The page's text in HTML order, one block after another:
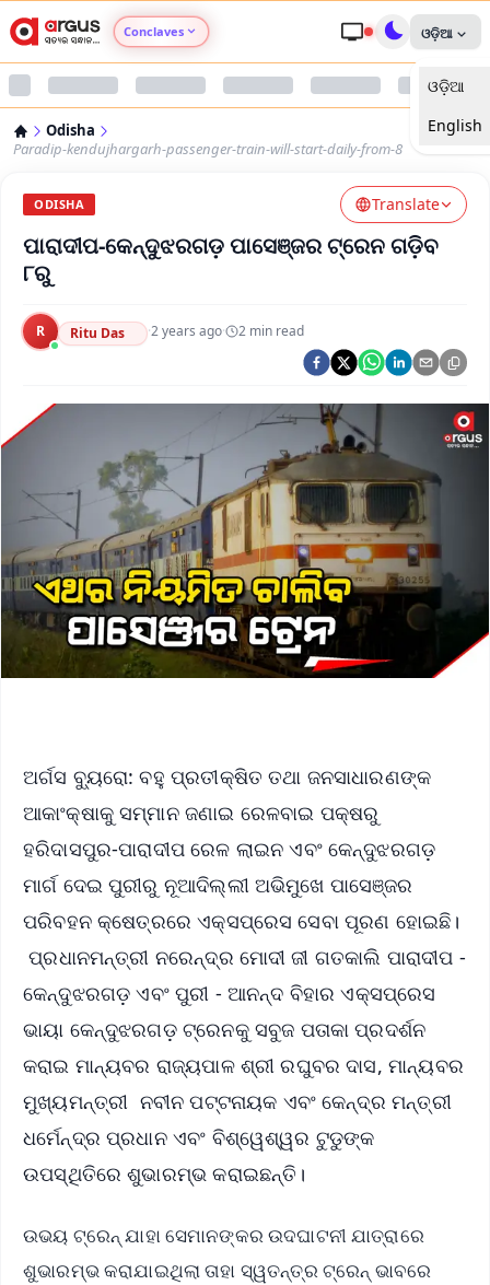
Conclaves
Argus Nari Shakti
Argus Health Connect
Argus Chalo Dekhein Apna Desh
ଓଡ଼ିଆ
ଓଡ଼ିଆ
English
Odisha
Paradip-kendujhargarh-passenger-train-will-start-daily-from-8
ODISHA Translate
ପାରାଦୀପ-କେନ୍ଦୁଝରଗଡ଼ ପାସେଞ୍ଜର ଟ୍ରେନ ଗଡ଼ିବ
୮ରୁ
R Ritu Das ·2 years ago· 2 min read
ଅର୍ଗସ ବ୍ୟୁରୋ: ବହୁ ପ୍ରତୀକ୍ଷିତ ତଥା ଜନସାଧାରଣଙ୍କ
ଆକାଂକ୍ଷାକୁ ସମ୍ମାନ ଜଣାଇ ରେଳବାଇ ପକ୍ଷରୁ
ହରିଦାସପୁର-ପାରାଦୀପ ରେଳ ଲାଇନ ଏବଂ କେନ୍ଦୁଝରଗଡ଼
ମାର୍ଗ ଦେଇ ପୁରୀରୁ ନୂଆଦିଲ୍ଲୀ ଅଭିମୁଖେ ପାସେଞ୍ଜର
ପରିବହନ କ୍ଷେତ୍ରରେ ଏକ୍ସପ୍ରେସ ସେବା ପୂରଣ ହୋଇଛି।
ପ୍ରଧାନମନ୍ତ୍ରୀ ନରେନ୍ଦ୍ର ମୋଦୀ ଜୀ ଗତକାଲି ପାରାଦୀପ -
କେନ୍ଦୁଝରଗଡ଼ ଏବଂ ପୁରୀ - ଆନନ୍ଦ ବିହାର ଏକ୍ସପ୍ରେସ
ଭାୟା କେନ୍ଦୁଝରଗଡ଼ ଟ୍ରେନକୁ ସବୁଜ ପତାକା ପ୍ରଦର୍ଶନ
କରାଇ ମାନ୍ୟବର ରାଜ୍ୟପାଳ ଶ୍ରୀ ରଘୁବର ଦାସ, ମାନ୍ୟବର
ମୁଖ୍ୟମନ୍ତ୍ରୀ ନବୀନ ପଟ୍ଟନାୟକ ଏବଂ କେନ୍ଦ୍ର ମନ୍ତ୍ରୀ
ଧର୍ମେନ୍ଦ୍ର ପ୍ରଧାନ ଏବଂ ବିଶ୍ୱେଶ୍ୱର ଟୁଡୁଙ୍କ
ଉପସ୍ଥିତିରେ ଶୁଭାରମ୍ଭ କରାଇଛନ୍ତି।
ଉଭୟ ଟ୍ରେନ୍ ଯାହା ସେମାନଙ୍କର ଉଦଘାଟନୀ ଯାତ୍ରାରେ
ଶୁଭାରମ୍ଭ କରାଯାଇଥିଲା ତାହା ସ୍ୱତନ୍ତ୍ର ଟ୍ରେନ୍ ଭାବରେ